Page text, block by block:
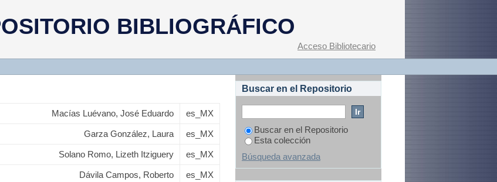
BIBLIOGRÁFICO
de información especializado en tiendas de
del proceso de negocio en el municipio de
Acceso Bibliotecario
Macías Luévano, José Eduardo es_MX
Garza González, Laura es_MX
Solano Romo, Lizeth Itziguery es_MX
Dávila Campos, Roberto es_MX
Buscar en el Repositorio
Buscar en el Repositorio
Esta colección
Búsqueda avanzada